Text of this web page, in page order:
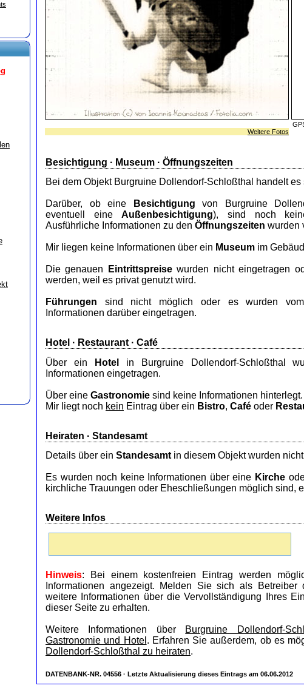
Weitere Fotos
Besichtigung · Museum · Öffnungszeiten
Bei dem Objekt Burgruine Dollendorf-Schloßthal handelt es
Darüber, ob eine Besichtigung von Burgruine
eventuell eineAußenbesichtigung), sind noch
Ausführliche Informationen zu den Öffnungszeiten wurden
Mir liegen keine Informationen über ein Museum im
Die genauen Eintrittspreisewurden nicht eingetragen
werden, weil es privat genutzt wird.
Führungen sind nicht möglich oder es wurden
Informationen darüber eingetragen.
Hotel · Restaurant · Café
Über ein
Hotel
in Burgruine Dollendorf-Schloßthal
Informationen eingetragen.
Über eine Gastronomie sind keine Informationen hinterlegt.
Mir liegt noch kein Eintrag über ein Bistro, Café oder
Heiraten · Standesamt
Details über ein Standesamt in diesem Objekt wurden
Es wurden noch keine Informationen über eine Kirche
kirchliche Trauungen oder Eheschließungen möglich sind,
Weitere Infos
Hinweis: Bei einem kostenfreien Eintrag werden
Informationen angezeigt. Melden Sie sich als
weitere Informationen über die Vervollständigung Ihres
dieser Seite zu erhalten.
Weitere Informationen über Burgruine Dollendorf-
Gastronomie und Hotel . Erfahren Sie außerdem, ob es
Dollendorf-Schloßthal zu heiraten.
DATENBANK-NR. 04556 · Letzte Aktualisierung dieses Eintrags am 06.06.2012